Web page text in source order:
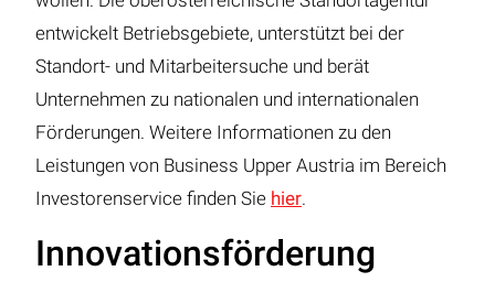
entwickelt Betriebsgebiete, unterstützt bei der
Standort- und Mitarbeitersuche und berät
Unternehmen zu nationalen und internationalen
Förderungen. Weitere Informationen zu den
Leistungen von Business Upper Austria im Bereich
Investorenservice finden Sie hier.
Innovationsförderung